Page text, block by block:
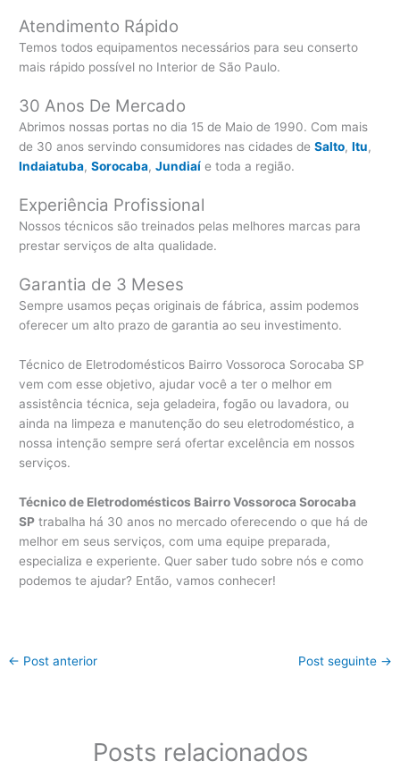
Atendimento Rápido
Temos todos equipamentos necessários para seu conserto
mais rápido possível no Interior de São Paulo.
30 Anos De Mercado
Abrimos nossas portas no dia 15 de Maio de 1990. Com mais
de 30 anos servindo consumidores nas cidades deSalto,Itu,
Indaiatuba,Sorocaba,Jundiaí e toda a região.
Experiência Profissional
Nossos técnicos são treinados pelas melhores marcas para
prestar serviços de alta qualidade.
Garantia de 3 Meses
Sempre usamos peças originais de fábrica, assim podemos
oferecer um alto prazo de garantia ao seu investimento.
Técnico de Eletrodomésticos Bairro Vossoroca Sorocaba SP
vem com esse objetivo, ajudar você a ter o melhor em
assistência técnica, seja geladeira, fogão ou lavadora, ou
ainda na limpeza e manutenção do seu eletrodoméstico, a
nossa intenção sempre será ofertar excelência em nossos
serviços.
Técnico de Eletrodomésticos Bairro Vossoroca Sorocaba
SP trabalha há 30 anos no mercado oferecendo o que há de
melhor em seus serviços, com uma equipe preparada,
especializa e experiente. Quer saber tudo sobre nós e como
podemos te ajudar? Então, vamos conhecer!
← Post anterior Post seguinte →
Posts relacionados